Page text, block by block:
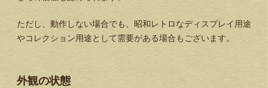
ただし、動作しない場合でも、昭和レトロなディスプレイ用途
やコレクション用途として需要がある場合もございます。
外観の状態